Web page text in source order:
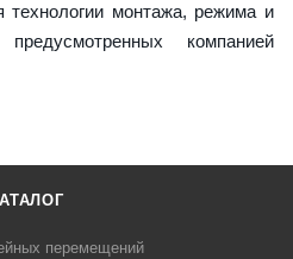
технологии монтажа, режима и
компанией
перемещений